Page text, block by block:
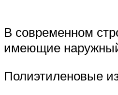
В современном
имеющие
Полиэтиленовые